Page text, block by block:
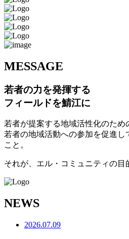
MESSAGE
若者の力を発揮する
フィールドを鯖江に
若者が提案する地域活性化のため
若者の地域活動への参加を促進し
こと。
それが、エル・コミュニティの目
NEWS
2026.07.09